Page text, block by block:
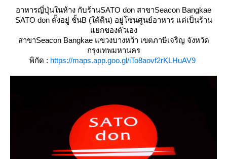
อาหารญี่ปุ่นในห้าง กับร้านSATO don สาขาSeacon Bangkae
SATO donตั้งอยู่ ชั้นB (ใต้ดิน) อยู่โซนศูนย์อาหาร แต่เป็นร้าน
กของตัวเอง
สาขาSeacon Bangkae แขวงบางหว้า เขตภาษีเจริญ จังหวัด
กรุงเทพมหานคร
พิกัด : https://maps.app.goo.gl/iTo8aovf2rKLHuAV9